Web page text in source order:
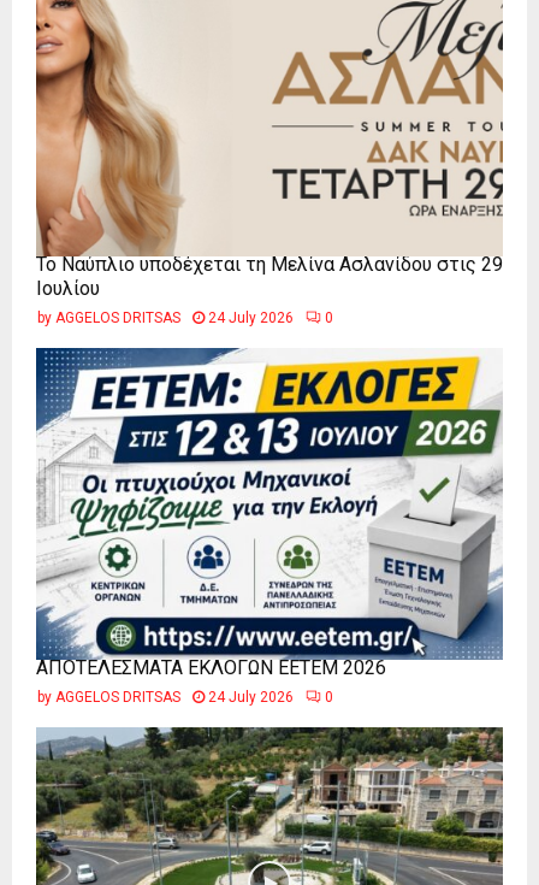
Το Ναύπλιο υποδέχεται τη Μελίνα Ασλανίδου στις 29
Ιουλίου
by AGGELOS DRITSAS 24 July 2026 0
ΑΠΟΤΕΛΕΣΜΑΤΑ ΕΚΛΟΓΩΝ ΕΕΤΕΜ 2026
by AGGELOS DRITSAS 24 July 2026 0